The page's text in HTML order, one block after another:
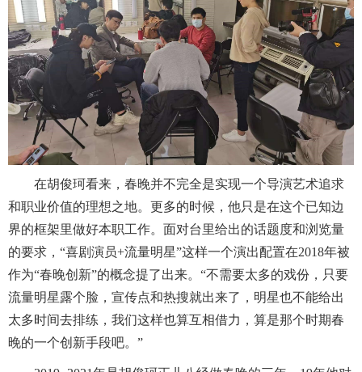
在胡俊珂看来，春晚并不完全是实现一个导演艺术追求
和职业价值的理想之地。更多的时候，他只是在这个已知边
界的框架里做好本职工作。面对台里给出的话题度和浏览量
的要求，“喜剧演员+流量明星”这样一个演出配置在2018年被
作为“春晚创新”的概念提了出来。“不需要太多的戏份，只要
流量明星露个脸，宣传点和热搜就出来了，明星也不能给出
太多时间去排练，我们这样也算互相借力，算是那个时期春
晚的一个创新手段吧。”